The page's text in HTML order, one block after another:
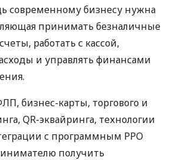
современному бизнесу нужна
принимать безналичные
работать с кассой,
и управлять финансами
бизнес-карты, торгового и
QR-эквайринга, технологии
с программным РРО
получить